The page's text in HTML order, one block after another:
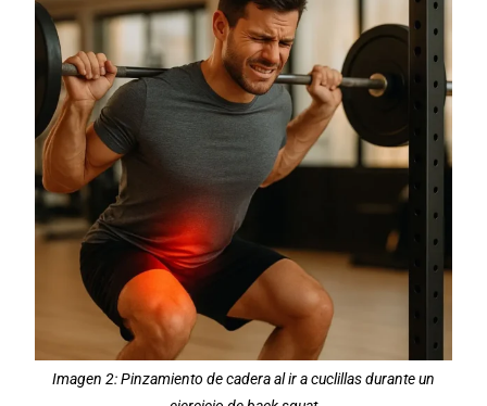
Imagen 2: Pinzamiento de cadera al ir a cuclillas durante un